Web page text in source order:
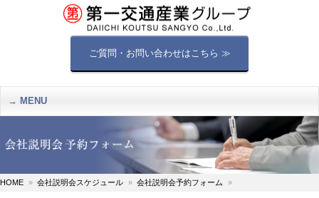
ご質問・お問い合わせはこちら ≫
MENU
HOME 会社説明会スケジュール 会社説明会予約フォーム